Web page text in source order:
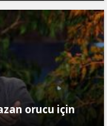
orucu için